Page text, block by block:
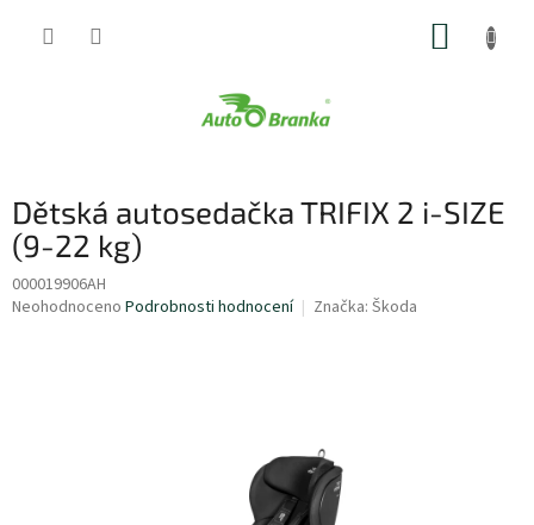
Dětská autosedačka TRIFIX 2 i-SIZE
(9-22 kg)
000019906AH
Průměrné
Neohodnoceno Podrobnosti hodnocení Značka: Škoda